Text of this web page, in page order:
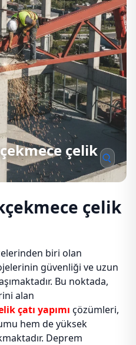
çelik
çelik
biri olan
güvenliği ve uzun
Bu noktada,
alan
çatı yapımı çözümleri,
hem de yüksek
Deprem